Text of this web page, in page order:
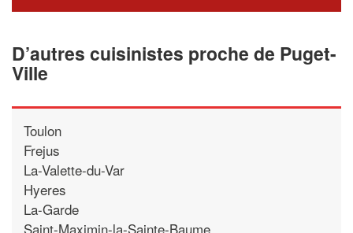
D’autres cuisinistes proche de Puget-
Ville
Toulon
Frejus
La-Valette-du-Var
Hyeres
La-Garde
Saint-Maximin-la-Sainte-Baume